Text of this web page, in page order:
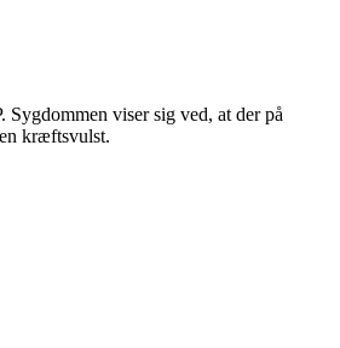
viser sig ved, at der på
kræftsvulst.